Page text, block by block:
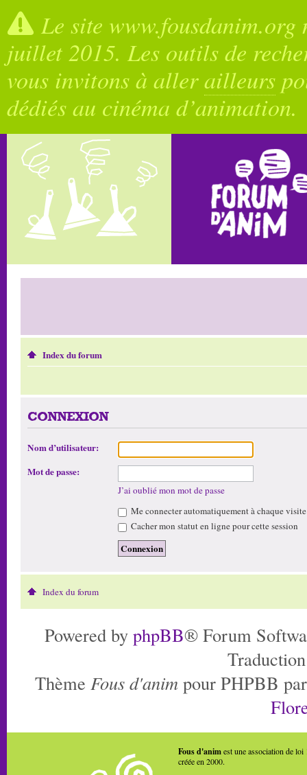
Le site
juillet 2015. Les outils de
vous invitons à allerailleurs
dédiés au cinéma d’animation.
Index du forum
CONNEXION
Nom d’utilisateur:
Mot de passe:
J’ai oublié mon mot de passe
Me connecter automatiquement à chaque visite
Cacher mon statut en ligne pour cette session
Index du forum
Powered by phpBB® Forum
Thème Fous d'anim pour PHPBB
Fous d'animest une association de loi
créée en 2000.